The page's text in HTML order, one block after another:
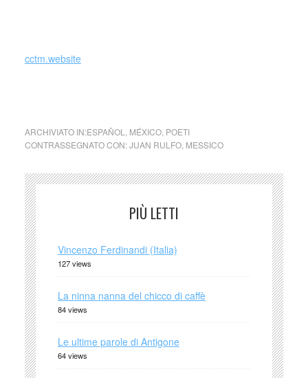
cctm.website
ARCHIVIATO IN:ESPAÑOL MÉXICO, POETI
CONTRASSEGNATO CON:JUAN RULFO, MESSICO
PIÙ LETTI
Vincenzo Ferdinandi (Italia)
127 views
La ninna nanna del chicco di caffè
84 views
Le ultime parole di Antigone
64 views